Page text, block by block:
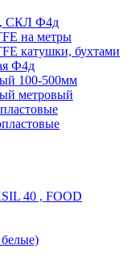
СКЛ Ф4д
на метры
катушки, бухтами
Ф4д
100-500мм
метровый
40 , FOOD